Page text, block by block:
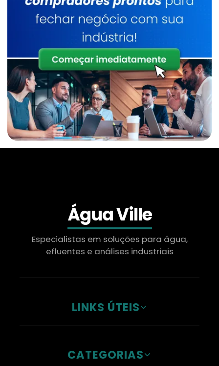
Água Ville
Especialistas em soluções para água,
efluentes e análises industriais
LINKS ÚTEIS
CATEGORIAS